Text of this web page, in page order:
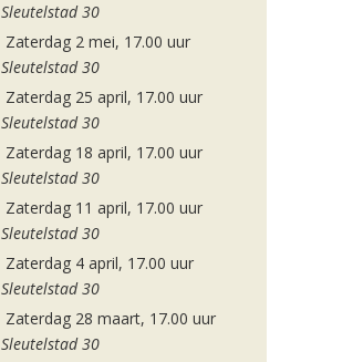
Sleutelstad 30
Zaterdag 2 mei, 17.00 uur
Sleutelstad 30
Zaterdag 25 april, 17.00 uur
Sleutelstad 30
Zaterdag 18 april, 17.00 uur
Sleutelstad 30
Zaterdag 11 april, 17.00 uur
Sleutelstad 30
Zaterdag 4 april, 17.00 uur
Sleutelstad 30
Zaterdag 28 maart, 17.00 uur
Sleutelstad 30